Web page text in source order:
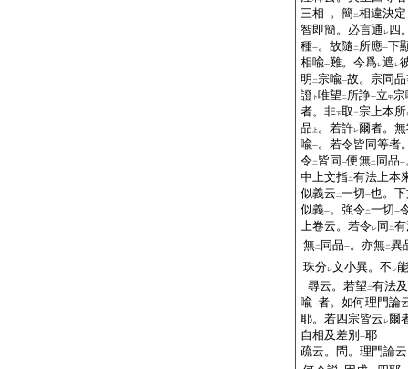
三相一。簡二相違決定
智即簡。必言通 レ四
種一。故隨 二 所應一下
相喩一難。今爲レ遮 レ
明 二宗喩一故。宗同
證下唯望 二 所諍一立中宗
者。非下取 二宗上本所
品 上 。若許レ爾者。
喩一。若令皆同等者
令二 皆同 一便無二 同品一
中上文指二有法上本
似義云 二一切一也。
似義一。強令二一切一
上卷云。若令レ 同 二
無二 同品一。亦無二異
珠分レ文小異。不 レ能
尋云。若望 二有法
喩一者。如何理門論
耶。若四宗皆云 レ爾
自相及差別 一耶
疏云。問。理門論